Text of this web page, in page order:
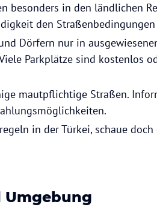
besonders in den ländlichen
den Straßenbedingungen
Dörfern nur in
Parkplätze sind kostenlos
mautpflichtige Straßen.
in der Türkei, schaue
Umgebung